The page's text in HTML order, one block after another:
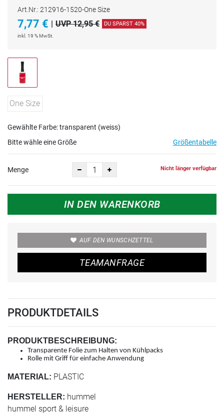
Art.Nr.: 212916-1520-One Size
7,77 € | UVP 12,95 € DU SPARST 40%
inkl. 19 % MwSt.
One Size
Gewählte Farbe: transparent (weiss)
Bitte wähle eine Größe
Größentabelle
Menge Nicht länger verfügbar
IN DEN WARENKORB
AUF DEN WUNSCHZETTEL
TEAMANFRAGE
PRODUKTDETAILS
PRODUKTBESCHREIBUNG:
Transparente Folie zum Halten von Kühlpacks
Rolle mit Griff für einfache Anwendung
MATERIAL: PLASTIC
HERSTELLER: hummel
hummel sport & leisure